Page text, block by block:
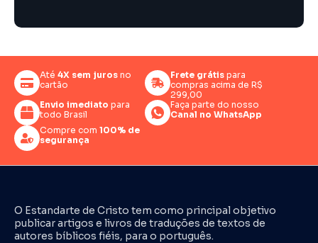
Até 4X sem juros no
cartão
Frete grátispara
compras acima de R$
299,00
Envio imediato para
todo Brasil
Faça parte do nosso
Canal no WhatsApp
Compre com 100% de
segurança
O Estandarte de Cristo tem como principal objetivo
publicar artigos e livros de traduções de textos de
autores bíblicos fiéis, para o português.